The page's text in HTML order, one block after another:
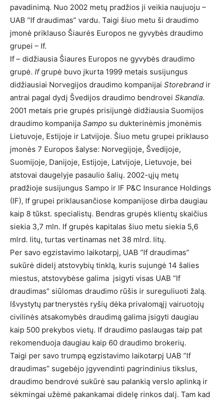
pavadinimą. Nuo 2002 metų pradžios ji veikia naujuoju –
UAB “If draudimas” vardu. Taigi šiuo metu ši draudimo
įmonė priklauso Šiaurės Europos ne gyvybės draudimo
grupei – If.
If – didžiausia Šiaures Europos ne gyvybės draudimo
grupė. Ifgrupė buvo įkurta 1999 metais susijungus
didžiausiai Norvegijos draudimo kompanijai Storebrand ir
antrai pagal dydį Švedijos draudimo bendrovei Skandia.
2001 metais prie grupės prisijungė didžiausia Suomijos
draudimo kompanija Sampo su dukterinėmis įmonėmis
Lietuvoje, Estijoje ir Latvijoje. Šiuo metu grupei priklauso
įmonės 7 Europos šalyse: Norvegijoje, Švedijoje,
Suomijoje, Danijoje, Estijoje, Latvijoje, Lietuvoje, bei
atstovai daugelyje pasaulio šalių. 2002-ųjų metų
pradžioje susijungus Sampo ir IF P&C Insurance Holdings
(IF), If grupei priklausančiose kompanijose dirba daugiau
kaip 8 tūkst. specialistų. Bendras grupės klientų skaičius
siekia 3,7 mln. If grupės kapitalas šiuo metu siekia 5,6
mlrd. litų, turtas vertinamas net 38 mlrd. litų.
Per savo egzistavimo laikotarpį, UAB “If draudimas”
sukūrė didelį atstovybių tinklą, kuris sujungė 14 šalies
miestus, atstovybėse galima įsigyti visas UAB “If
draudimas” siūlomas draudimo rūšis ir sureguliuoti žalą.
Išvystytų partnerystės ryšių dėka privalomąjį vairuotojų
civilinės atsakomybės draudimą galima įsigyti daugiau
kaip 500 prekybos vietų. If draudimo paslaugas taip pat
rekomenduoja daugiau kaip 60 draudimo brokerių.
Taigi per savo trumpą egzistavimo laikotarpį UAB “If
draudimas” sugebėjo įgyvendinti pagrindinius tikslus,
draudimo bendrovė sukūrė sau palankią verslo aplinką ir
sėkmingai užėmė pakankamai didelę rinkos dalį. Tam kad